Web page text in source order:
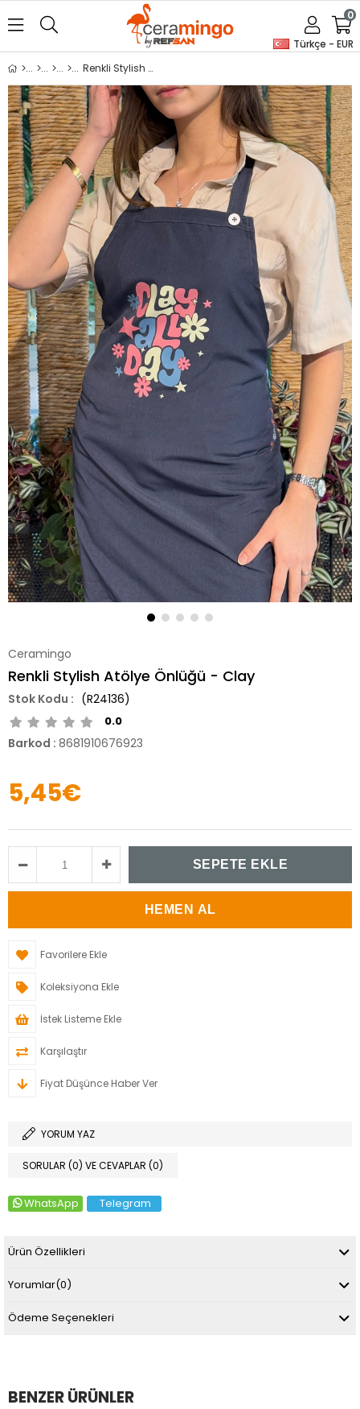
Türkçe - EUR
0
Renkli Stylish Atölye Önlüğü - Clay
Ceramingo
Renkli Stylish Atölye Önlüğü - Clay
(R24136)
0.0
Barkod : 8681910676923
5,45€
Favorilere Ekle
Koleksiyona Ekle
İstek Listeme Ekle
Karşılaştır
Fiyat Düşünce Haber Ver
YORUM YAZ
SORULAR (0) VE CEVAPLAR (0)
WhatsApp Telegram
Ürün Özellikleri
Yorumlar(0)
Ödeme Seçenekleri
BENZER ÜRÜNLER